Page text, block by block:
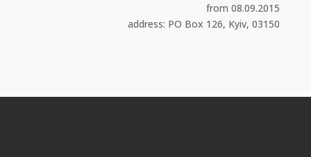
from 08.09.2015
address: PO Box 126, Kyiv, 03150